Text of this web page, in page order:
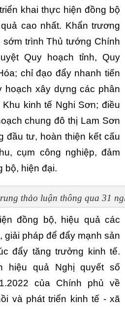
khai thực hiện đồng bộ
cao nhất. Khẩn trương
trình Thủ tướng Chính
Quy hoạch tỉnh, Quy
chỉ đạo đẩy nhanh tiến
hoạch xây dựng các phân
kinh tế Nghi Sơn; điều
chung đô thị Lam Sơn
đầu tư, hoàn thiện kết cấu
cụm công nghiệp, đảm
bộ, hiện đại.
thảo luận thông qua 31
đồng bộ, hiệu quả các
giải pháp để đẩy mạnh sản
đẩy tăng trưởng kinh tế.
hiệu quả Nghị quyết số
1.2022 của Chính phủ về
và phát triển kinh tế - xã